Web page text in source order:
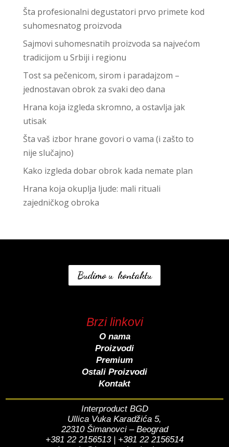
Šta profesionalni degustatori prvo primete kod
suhomesnatog proizvoda
Sajmovi suhomesnatih proizvoda sa najvećom
tradicijom u Srbiji i regionu
Tost sa pečenicom, sirom i paradajzom –
jednostavan obrok za svaki deo dana
Hrana koja izgleda skromno, a ostavlja jak
utisak
Šta vaš izbor hrane govori o vama (i zašto to
nije slučajno)
Kako izgleda dobar obrok kada nemate plan
Hrana koja okuplja ljude: mali rituali
zajedničkog obroka
Budimo u kontaktu
Brzi linkovi
O nama
Proizvodi
Premium
Ostali Proizvodi
Kontakt
Interproduct BGD
Ullica Vuka Karadžića 5,
22310 Šimanovci – Beograd
+381 22 2156513 | +381 22 2156514